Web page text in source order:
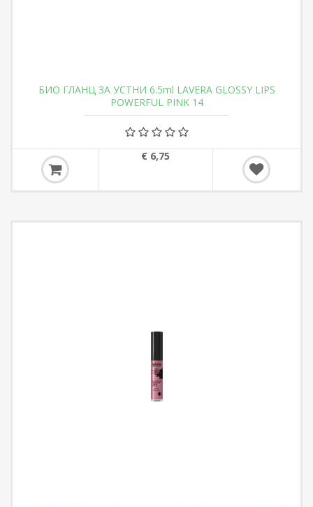
БИО ГЛАНЦ ЗА УСТНИ 6.5ml LAVERA GLOSSY LIPS
POWERFUL PINK 14
€ 6,75